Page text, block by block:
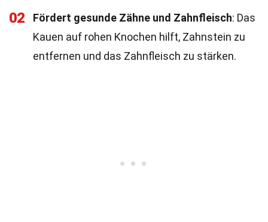
02 Fördert gesunde Zähne und Zahnfleisch: Das
Kauen auf rohen Knochen hilft, Zahnstein zu
entfernen und das Zahnfleisch zu stärken.